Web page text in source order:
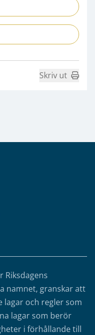
Skriv ut
Riksdagens
namnet, granskar att
lagar och regler som
lagar som berör
i förhållande till